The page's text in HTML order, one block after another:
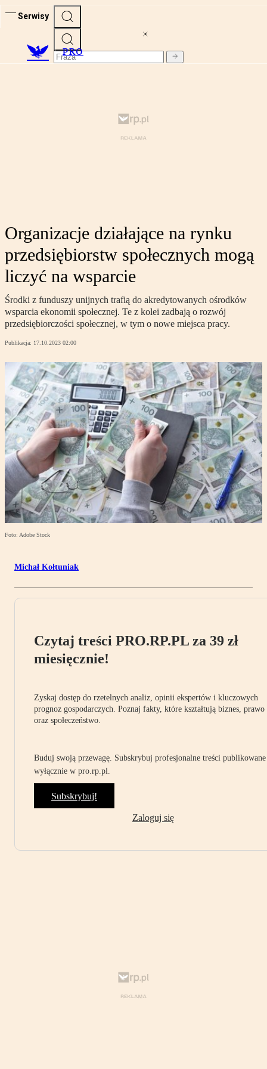
Serwisy
PRO
Organizacje działające na rynku
przedsiębiorstw społecznych mogą
liczyć na wsparcie
Środki z funduszy unijnych trafią do akredytowanych ośrodków
wsparcia ekonomii społecznej. Te z kolei zadbają o rozwój
przedsiębiorczości społecznej, w tym o nowe miejsca pracy.
Publikacja: 17.10.2023 02:00
Foto: Adobe Stock
Michał Kołtuniak
Czytaj treści PRO.RP.PL za 39 zł
miesięcznie!
Zyskaj dostęp do rzetelnych analiz, opinii ekspertów i kluczowych
prognoz gospodarczych. Poznaj fakty, które kształtują biznes, prawo
oraz społeczeństwo.
Buduj swoją przewagę. Subskrybuj profesjonalne treści publikowane
wyłącznie w pro.rp.pl.
Subskrybuj!
Zaloguj się